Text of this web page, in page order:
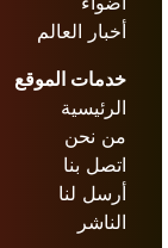
أخبار العالم
خدمات الموقع
الرئيسية
من نحن
اتصل بنا
أرسل لنا
الناشر